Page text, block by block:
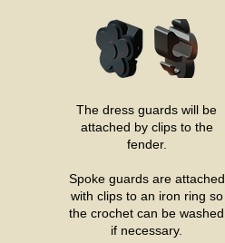
The dress guards will be
attached by clips to the
fender.
Spoke guards are attached
with clips to an iron ring so
the crochet can be washed
if necessary.